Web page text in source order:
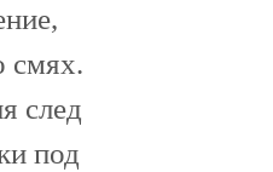
смях.
след
под